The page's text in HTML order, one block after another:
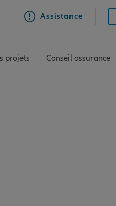
Assistance
projets Conseil assurance